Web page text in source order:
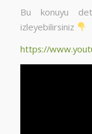
Bu konuyu
izleyebilirsiniz
https://